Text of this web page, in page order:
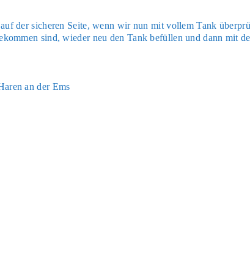
der siche­ren Sei­te, wenn wir nun mit vol­lem Tank
sind, wie­der neu den Tank befül­len und dann mit
an der Ems